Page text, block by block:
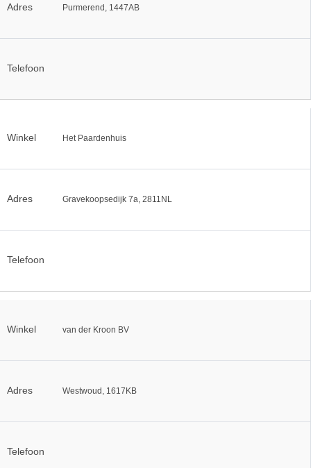
Adres Purmerend, 1447AB
Telefoon
Winkel Het Paardenhuis
Adres Gravekoopsedijk 7a, 2811NL
Telefoon
Winkel van der Kroon BV
Adres Westwoud, 1617KB
Telefoon